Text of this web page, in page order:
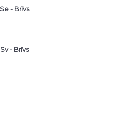
Se - Brīvs
Sv - Brīvs